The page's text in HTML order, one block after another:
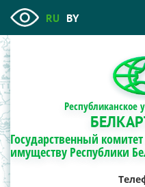
RU BY
Республиканское
Государственный
имуществу Республики